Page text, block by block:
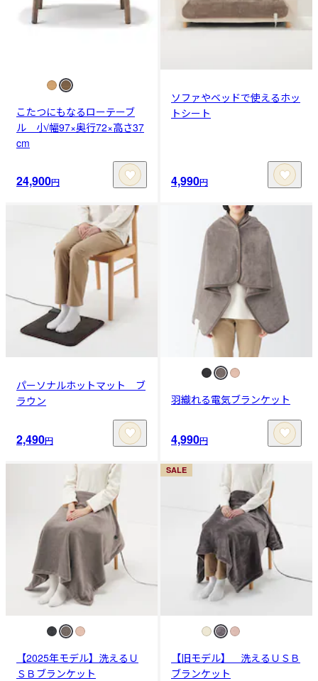
こたつにもなるローテーブ
ル 小/幅97×奥行72×高さ37
cm
24,900円
ソファやベッドで使えるホッ
トシート
4,990円
パーソナルホットマット ブ
ラウン
2,490円
羽織れる電気ブランケット
4,990円
【2025年モデル】洗えるＵ
ＳＢブランケット
SALE
【旧モデル】 洗えるＵＳＢ
ブランケット